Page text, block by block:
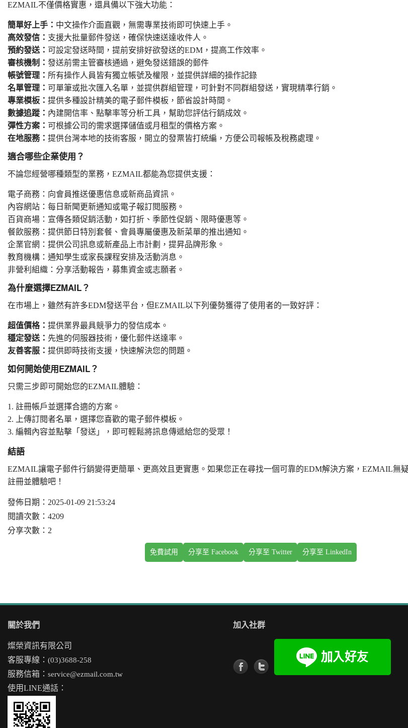
EZMAIL不僅價格實惠，還具備以下強大功能：
簡單好上手： 中文操作介面直觀，無需專業技術即可快速上手。
高效發信： 支援大批量郵件發送，確保快速送達收件人。
預約發送： 可設定發送時間，提前安排好欲發送的EDM，提高工作效率。
審核機制： 發送前需主管審核通過，避免發送錯誤的郵件
帳號管理： 所有操作人員皆有獨立帳號及權限，並提供詳細的操作記錄
名單管理： 可單筆或批次匯入名單，並提供群組管理，可針對不同群組發送，實現精準行銷。
專業模板： 提供多種設計精美的電子郵件模板，節省設計時間。
數據追蹤： 內建開信率、點擊率等分析工具，幫助您評估行銷成效。
彈性方案： 可根據公司的需求選擇儲值或月租型的價格方案。
在地服務： 提供台灣本地的技術客服，開立的發票皆打統編，方便公司報帳及稅務處理。
適合哪些企業使用？
不論您經營哪種類型的業務，EZMAIL都能為您提供支援：
電子商務：向會員推送優惠信息或新商品資訊。
內容網站：每日新聞更新通知或電子報訂閱服務。
百貨商場：宣傳各類促銷活動，如打折、季節性促銷、限時優惠等。
餐飲服務：提供節日特別套餐、會員專屬優惠及新菜單的推出通知。
企業官網：提供公司訊息或新產品上市計劃，提昇品牌形象。
教育機構：通知學生或家長課程安排及活動消息。
非營利組織：分享活動報告，募集資金或志願者。
為什麼選擇EZMAIL？
在市場上，雖然有許多EDM發送平台，但EZMAIL以下列優勢獲得了使用者的一致好評：
超值價格： 提供業界最具競爭力的發信成本。
穩定發送： 先進的伺服器技術，優化郵件送達率。
友善客服： 提供即時技術支援，快速解決您的問題。
如何開始使用EZMAIL？
只需三步即可開始您的EZMAIL體驗：
註冊帳戶並選擇合適的方案。
上傳訂閱者名單，選擇您喜歡的電子郵件模板。
編輯內容並點擊「發送」，即可輕鬆將訊息傳遞給您的受眾！
結語
EZMAIL讓電子郵件行銷變得更簡單、更高效且更實惠。如果您正在尋找一個可靠的EDM解決方案，EZMAIL無
註冊並體驗吧！
發佈日期：2025-01-09 21:53:24
閱讀次數：4209
分享次數：2
免費試用 分享至 Facebook 分享至 Twitter 分享至 LinkedIn
關於我們
燦榮資訊有限公司
客服專線： (03)3688-258
服務信箱： service@ezmail.com.tw
使用LINE通話：
加入社群